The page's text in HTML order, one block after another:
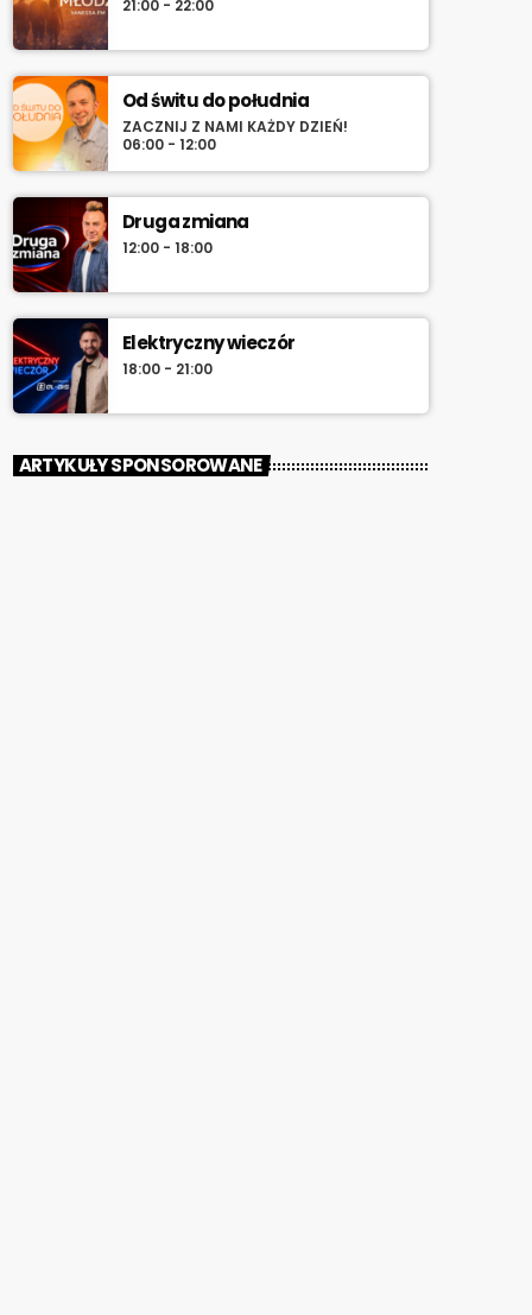
21:00 - 22:00
Od świtu do południa
ZACZNIJ Z NAMI KAŻDY DZIEŃ!
06:00 - 12:00
Druga zmiana
12:00 - 18:00
Elektryczny wieczór
18:00 - 21:00
ARTYKUŁY SPONSOROWANE